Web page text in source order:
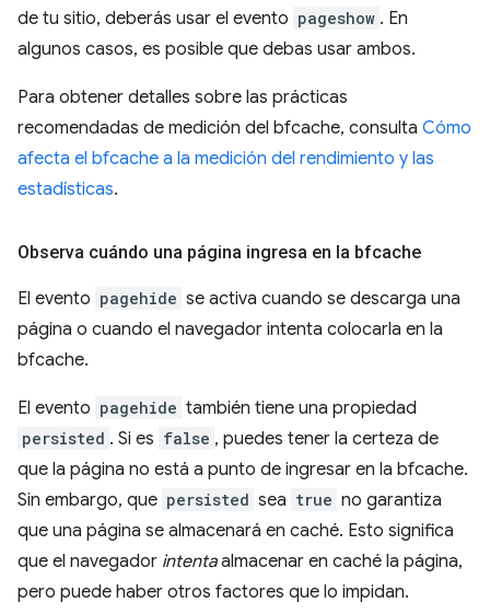
de tu sitio, deberás usar el evento pageshow . En
algunos casos, es posible que debas usar ambos.
Para obtener detalles sobre las prácticas
recomendadas de medición del bfcache, consulta Cómo
afecta el bfcache a la medición del rendimiento y las
estadísticas.
Observa cuándo una página ingresa en la bfcache
El evento pagehide se activa cuando se descarga una
página o cuando el navegador intenta colocarla en la
bfcache.
El evento pagehide también tiene una propiedad
persisted . Si es false , puedes tener la certeza de
que la página no está a punto de ingresar en la bfcache.
Sin embargo, que persisted sea true no garantiza
que una página se almacenará en caché. Esto significa
que el navegador intentaalmacenar en caché la página,
pero puede haber otros factores que lo impidan.